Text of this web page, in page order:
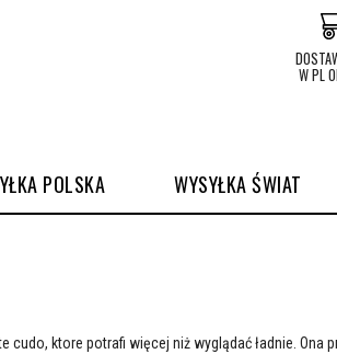
W PL
POLSKA WYSYŁKA ŚWIAT
cudo, ktore potrafi więcej niż wyglądać ładnie. Ona